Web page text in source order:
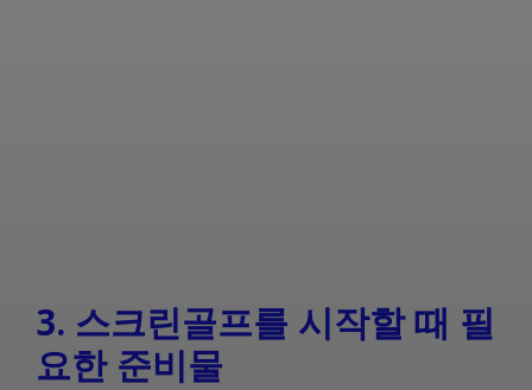
3. 스크린골프를 시작할 때 필
요한 준비물